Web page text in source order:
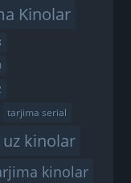
Kinolar
tarjima serial
uz kinolar
kinolar